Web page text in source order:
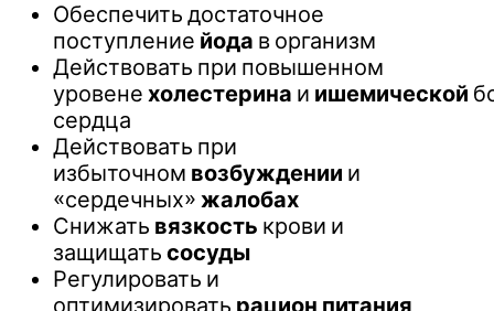
Обеспечить достаточное
поступление йода в организм
Действовать при повышенном
уровене холестерина и ишемической
сердца
Действовать при
избыточном возбуждении и
«сердечных» жалобах
Снижать вязкость крови и
защищать сосуды
Регулировать и
оптимизировать рацион питания